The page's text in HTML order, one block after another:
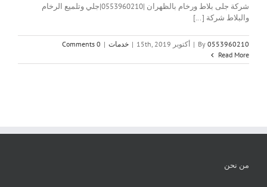
شركة جلى بلاط ورخام بالظهران |0553960210|جلي وتلميع الرخام
والبلاط شركة [...]
By 0553960210
| أكتوبر 15th, 2019 | خدمات |
0 Comments
Read More
من نحن